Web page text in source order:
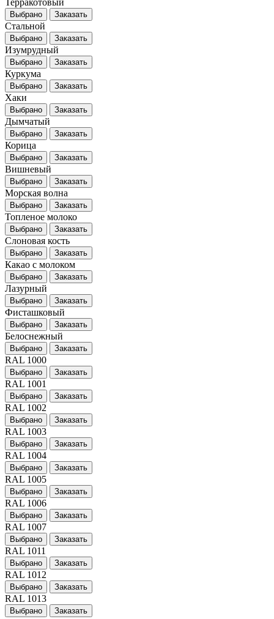
Выбрано Заказать
Стальной
Выбрано Заказать
Изумрудный
Выбрано Заказать
Куркума
Выбрано Заказать
Хаки
Выбрано Заказать
Дымчатый
Выбрано Заказать
Корица
Выбрано Заказать
Вишневый
Выбрано Заказать
Морская волна
Выбрано Заказать
Топленое молоко
Выбрано Заказать
Слоновая кость
Выбрано Заказать
Какао с молоком
Выбрано Заказать
Лазурный
Выбрано Заказать
Фисташковый
Выбрано Заказать
Белоснежный
Выбрано Заказать
RAL 1000
Выбрано Заказать
RAL 1001
Выбрано Заказать
RAL 1002
Выбрано Заказать
RAL 1003
Выбрано Заказать
RAL 1004
Выбрано Заказать
RAL 1005
Выбрано Заказать
RAL 1006
Выбрано Заказать
RAL 1007
Выбрано Заказать
RAL 1011
Выбрано Заказать
RAL 1012
Выбрано Заказать
RAL 1013
Выбрано Заказать